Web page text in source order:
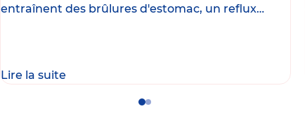
entraînent des brûlures d'estomac, un reflux
Lire la suite
GoGo